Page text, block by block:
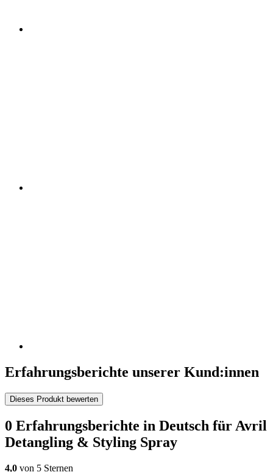
Erfahrungsberichte unserer Kund:innen
Dieses Produkt bewerten
0 Erfahrungsberichte in Deutsch für Avril
Detangling & Styling Spray
4,0 von 5 Sternen